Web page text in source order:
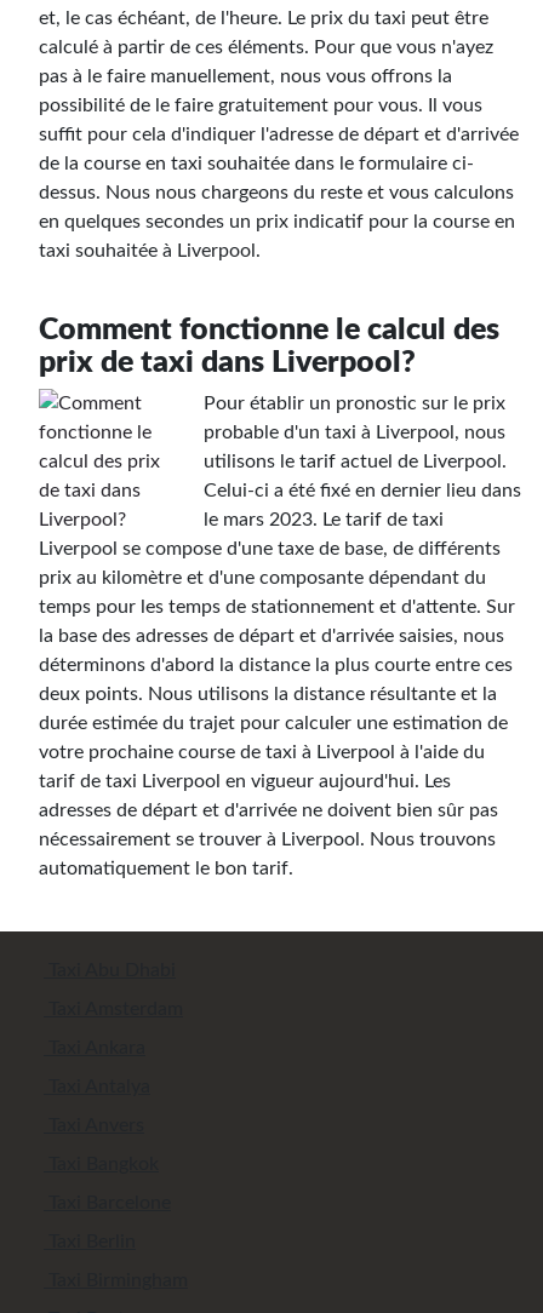
et, le cas échéant, de l'heure. Le prix du taxi peut être
calculé à partir de ces éléments. Pour que vous n'ayez
pas à le faire manuellement, nous vous offrons la
possibilité de le faire gratuitement pour vous. Il vous
suffit pour cela d'indiquer l'adresse de départ et d'arrivée
de la course en taxi souhaitée dans le formulaire ci-
dessus. Nous nous chargeons du reste et vous calculons
en quelques secondes un prix indicatif pour la course en
taxi souhaitée à Liverpool.
Comment fonctionne le calcul des
prix de taxi dans Liverpool?
Pour établir un pronostic sur le prix
probable d'un taxi à Liverpool, nous
utilisons le tarif actuel de Liverpool.
Celui-ci a été fixé en dernier lieu dans
le mars 2023. Le tarif de taxi
Liverpool se compose d'une taxe de base, de différents
prix au kilomètre et d'une composante dépendant du
temps pour les temps de stationnement et d'attente. Sur
la base des adresses de départ et d'arrivée saisies, nous
déterminons d'abord la distance la plus courte entre ces
deux points. Nous utilisons la distance résultante et la
durée estimée du trajet pour calculer une estimation de
votre prochaine course de taxi à Liverpool à l'aide du
tarif de taxi Liverpool en vigueur aujourd'hui. Les
adresses de départ et d'arrivée ne doivent bien sûr pas
nécessairement se trouver à Liverpool. Nous trouvons
automatiquement le bon tarif.